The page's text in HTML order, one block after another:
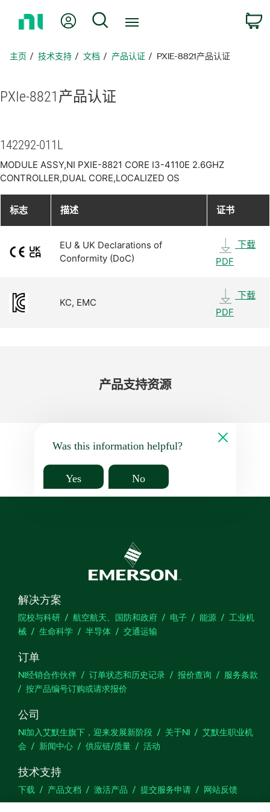
页
我的账户 搜索
主页 技术支持 文档 产品认证 PXIE-8821产品认证
PXIe-8821产品认证
142292-011L
MODULE ASSY,NI PXIE-8821 CORE I3-4110E 2.6GHZ
CONTROLLER,DUAL CORE,LOCALIZED OS
标志 描述 证书
EU & UK Declarations of
Conformity (DoC)
下载
PDF
KC, EMC
下载
PDF
产品​支持​资源
Was this information helpful?
Yes No
解决方案
院校与科研 航空航天、国防和政府 电子 能源
工业机
械
生命科学 半导体 交通运输
订单
NI经销合作伙伴 订单状态和历史记录 报价查询
服务条款
按产品编号订购或请求报价
公司
NI加入艾默生旗下，迎来发展新阶段 关于NI
艾默生职业机
会
新闻中心 供应链/质量 活动
技术支持
下载 产品文档 激活产品 提交服务申请 网站反馈